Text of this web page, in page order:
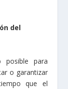
del
para
o garantizar
que el